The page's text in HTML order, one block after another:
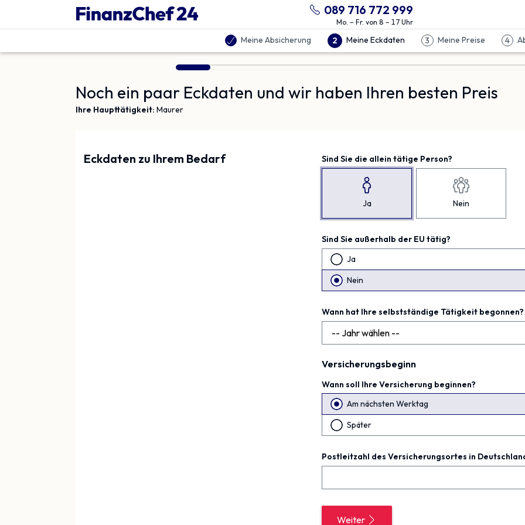
089 716 772 999
Mo. – Fr. von 8 – 17 Uhr
Meine Absicherung 2 Meine Eckdaten 3 Meine Preise 4
Noch ein paar Eckdaten und wir haben Ihren besten Preis
Ihre Haupttätigkeit: Maurer
Eckdaten zu Ihrem Bedarf Sind Sie die allein tätige Person?
Ja Nein
Sind Sie außerhalb der EU tätig?
Ja
Nein
Wann hat Ihre selbstständige Tätigkeit begonnen?
Versicherungsbeginn
Wann soll Ihre Versicherung beginnen?
Am nächsten Werktag
Später
Postleitzahl des Versicherungsortes in
Weiter